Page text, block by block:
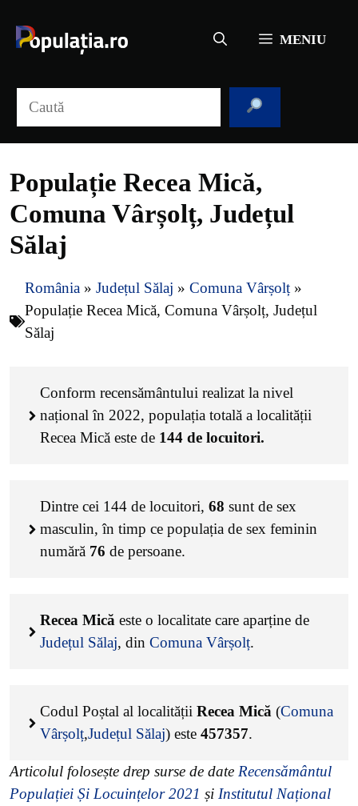
conținut
MENIU
Populație Recea Mică,
Comuna Vârșolț, Județul
Sălaj
România » Județul Sălaj » Comuna Vârșolț »
Populație Recea Mică, Comuna Vârșolț, Județul
Sălaj
Conform recensământului realizat la nivel
național în 2022, populația totală a localității
Recea Mică este de 144 de locuitori.
Dintre cei 144 de locuitori, 68 sunt de sex
masculin, în timp ce populația de sex feminin
numără 76 de persoane.
Recea Mică este o localitate care aparține de
Județul Sălaj, din Comuna Vârșolț.
Codul Poștal al localității Recea Mică (Comuna
Vârșolț,Județul Sălaj) este 457357.
Articolul folosește drep surse de date Recensământul
Populației Și Locuințelor 2021 și Institutul Național